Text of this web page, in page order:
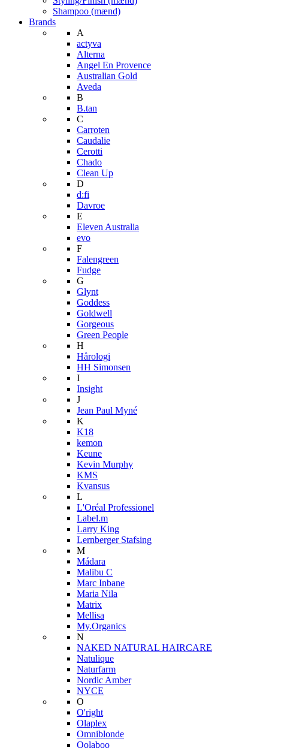
Shampoo (mænd)
Brands
A
actyva
Alterna
Angel En Provence
Australian Gold
Aveda
B
B.tan
C
Carroten
Caudalie
Cerotti
Chado
Clean Up
D
d:fi
Davroe
E
Eleven Australia
evo
F
Falengreen
Fudge
G
Glynt
Goddess
Goldwell
Gorgeous
Green People
H
Hårologi
HH Simonsen
I
Insight
J
Jean Paul Myné
K
K18
kemon
Keune
Kevin Murphy
KMS
Kvansus
L
L'Oréal Professionel
Label.m
Larry King
Lernberger Stafsing
M
Mádara
Malibu C
Marc Inbane
Maria Nila
Matrix
Mellisa
My.Organics
N
NAKED NATURAL HAIRCARE
Natulique
Naturfarm
Nordic Amber
NYCE
O
O'right
Olaplex
Omniblonde
Oolaboo